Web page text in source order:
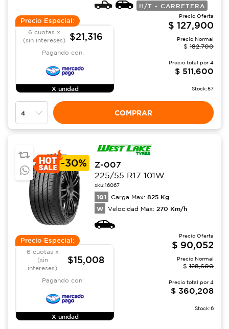
H/T - CARRETERA
Precio Especial:
6 cuotas x
(sin intereses)
$21,316
Pagando con:
X unidad
Precio Oferta
$ 127,900
Precio Normal
$ 182,700
Precio total por 4
$ 511,600
Stock:57
COMPRAR
-30%
Z-007
225/55 R17 101W
sku:16067
101 Carga Max: 825 Kg
W Velocidad Max: 270 Km/h
Precio Especial:
6 cuotas x
(sin
intereses)
$15,008
Pagando con:
X unidad
Precio Oferta
$ 90,052
Precio Normal
$ 128,600
Precio total por 4
$ 360,208
Stock:6